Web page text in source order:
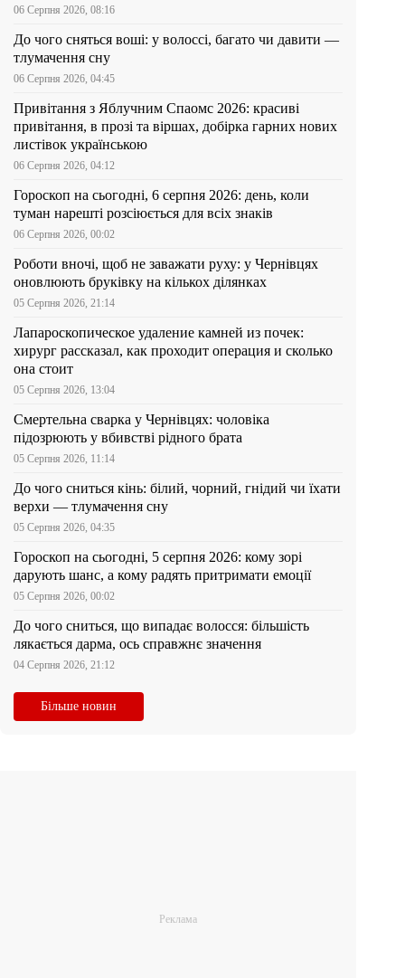
06 Серпня 2026, 08:16
До чого сняться воші: у волоссі, багато чи давити —
тлумачення сну
06 Серпня 2026, 04:45
Привітання з Яблучним Спаомс 2026: красиві
привітання, в прозі та віршах, добірка гарних нових
листівок українською
06 Серпня 2026, 04:12
Гороскоп на сьогодні, 6 серпня 2026: день, коли
туман нарешті розсіюється для всіх знаків
06 Серпня 2026, 00:02
Роботи вночі, щоб не заважати руху: у Чернівцях
оновлюють бруківку на кількох ділянках
05 Серпня 2026, 21:14
Лапароскопическое удаление камней из почек:
хирург рассказал, как проходит операция и сколько
она стоит
05 Серпня 2026, 13:04
Смертельна сварка у Чернівцях: чоловіка
підозрюють у вбивстві рідного брата
05 Серпня 2026, 11:14
До чого сниться кінь: білий, чорний, гнідий чи їхати
верхи — тлумачення сну
05 Серпня 2026, 04:35
Гороскоп на сьогодні, 5 серпня 2026: кому зорі
дарують шанс, а кому радять притримати емоції
05 Серпня 2026, 00:02
До чого сниться, що випадає волосся: більшість
лякається дарма, ось справжнє значення
04 Серпня 2026, 21:12
Більше новин